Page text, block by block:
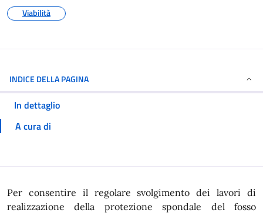
Viabilità
INDICE DELLA PAGINA
In dettaglio
A cura di
In dettaglio
Per consentire il regolare svolgimento dei lavori di
realizzazione della protezione spondale del fosso